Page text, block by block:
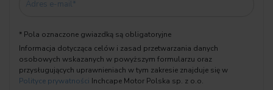
* Przed przyjazdem prosimy o kontakt w sprawie potwierdzenia
dogodnym dla Państwa terminie.
* Podana cena obowiązuje w połączeniu z finansowaniem
oferowanym przez dealera (leasing, kredyt)
* Pola oznaczone gwiazdką są obligatoryjne
Informacja dotycząca celów i zasad przetwarzania danych
osobowych wskazanych w powyższym formularzu oraz
przysługujących uprawnieniach w tym zakresie znajduje się w
Polityce prywatności Inchcape Motor Polska sp. z o.o.